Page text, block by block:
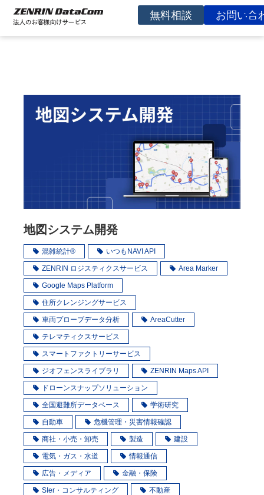
無料相談 お問い合
コラム
イベント
よくあるご質問
企業情報
地図システム開発
混雑統計® いつもNAVI API
ZENRIN ロジスティクスサービス Area Marker
Google Maps Platform
住所クレンジングサービス
車両プローブデータ分析 AreaCutter
テレマティクスサービス
スマートファクトリーサービス
ジオフェンスライブラリ ZENRIN Maps API
ドローンスナップソリューション
全国避難所データベース 学術研究
自動車 危機管理・災害情報確認
商社・小売・卸売 製造 建設
電気・ガス・水道 情報通信
広告・メディア 金融・保険
SIer・コンサルティング 不動産